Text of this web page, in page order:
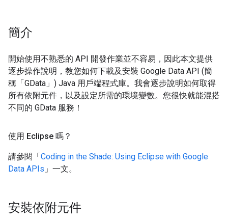
簡介
開始使用不熟悉的 API 開發作業並不容易，因此本文提供
逐步操作說明，教您如何下載及安裝 Google Data API (簡
稱「GData」) Java 用戶端程式庫。我會逐步說明如何取得
所有依附元件，以及設定所需的環境變數。您很快就能混搭
不同的 GData 服務！
使用 Eclipse 嗎？
請參閱「Coding in the Shade: Using Eclipse with Google
Data APIs 」一文。
安裝依附元件